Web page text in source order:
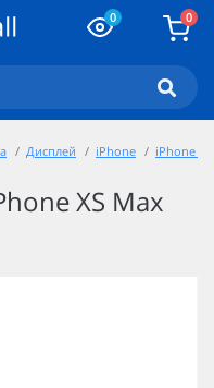
0 0
Дисплей iPhone iPhone X,
XS Max